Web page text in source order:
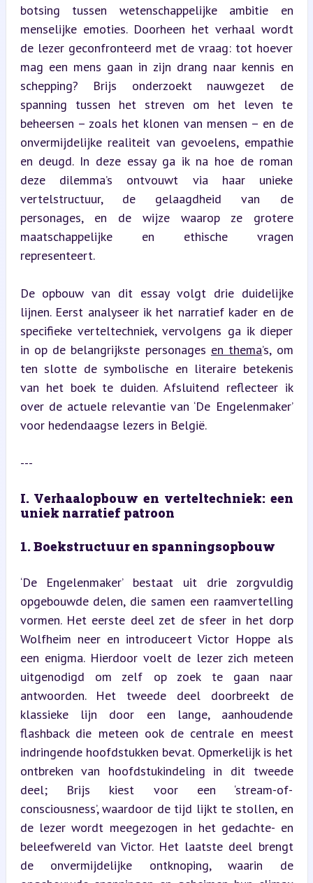
botsing tussen wetenschappelijke ambitie en
menselijke emoties. Doorheen het verhaal wordt
de lezer geconfronteerd met de vraag: tot hoever
mag een mens gaan in zijn drang naar kennis en
schepping? Brijs onderzoekt nauwgezet de
spanning tussen het streven om het leven te
beheersen – zoals het klonen van mensen – en de
onvermijdelijke realiteit van gevoelens, empathie
en deugd. In deze essay ga ik na hoe de roman
deze dilemma’s ontvouwt via haar unieke
vertelstructuur, de gelaagdheid van de
personages, en de wijze waarop ze grotere
maatschappelijke en ethische vragen
representeert.
De opbouw van dit essay volgt drie duidelijke
lijnen. Eerst analyseer ik het narratief kader en de
specifieke verteltechniek, vervolgens ga ik dieper
in op de belangrijkste personages en thema’s, om
ten slotte de symbolische en literaire betekenis
van het boek te duiden. Afsluitend reflecteer ik
over de actuele relevantie van ‘De Engelenmaker’
voor hedendaagse lezers in België.
---
I. Verhaalopbouw en verteltechniek: een
uniek narratief patroon
1. Boekstructuur en spanningsopbouw
‘De Engelenmaker’ bestaat uit drie zorgvuldig
opgebouwde delen, die samen een raamvertelling
vormen. Het eerste deel zet de sfeer in het dorp
Wolfheim neer en introduceert Victor Hoppe als
een enigma. Hierdoor voelt de lezer zich meteen
uitgenodigd om zelf op zoek te gaan naar
antwoorden. Het tweede deel doorbreekt de
klassieke lijn door een lange, aanhoudende
flashback die meteen ook de centrale en meest
indringende hoofdstukken bevat. Opmerkelijk is het
ontbreken van hoofdstukindeling in dit tweede
deel; Brijs kiest voor een ‘stream-of-
consciousness’, waardoor de tijd lijkt te stollen, en
de lezer wordt meegezogen in het gedachte- en
beleefwereld van Victor. Het laatste deel brengt
de onvermijdelijke ontknoping, waarin de